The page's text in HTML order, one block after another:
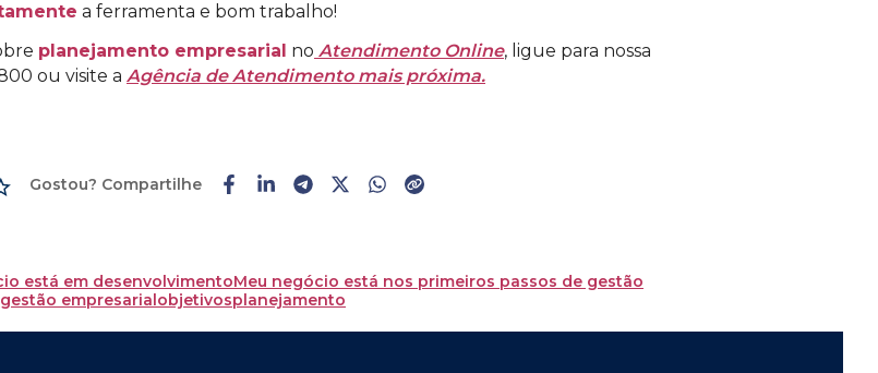
a ferramenta e bom trabalho!
planejamento empresarial no Atendimento Online, ligue para nossa
ou visite a Agência de Atendimento mais próxima.
Gostou? Compartilhe
está em desenvolvimentoMeu negócio está nos primeiros passos de gestão
gestão empresarialobjetivosplanejamento